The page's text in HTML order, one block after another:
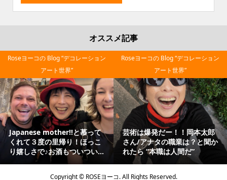
オススメ記事
Japanese mother‼と慕って
くれて３度の里帰り！ほっこ
り嬉しさで♪お酒もついつい...
Roseヨーコの Blog “デコレーション
アート世界”
芸術は爆発だー！！岡本太郎
さん/アナタの職業は？と聞か
れたら “本職は人間だ”
Roseヨーコの Blog “デコレーション
アート世界”
Copyright ©ROSEヨーコ. All Rights Reserved.